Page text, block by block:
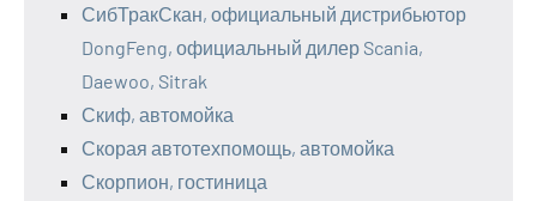
СибТракСкан, официальный дистрибьютор
DongFeng, официальный дилер Scania,
Daewoo, Sitrak
Скиф, автомойка
Скорая автотехпомощь, автомойка
Скорпион, гостиница